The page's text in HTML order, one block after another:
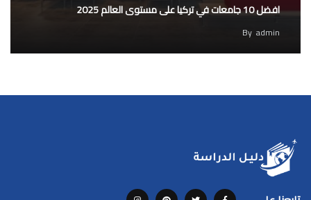
افضل 10 جامعات في تركيا على مستوى العالم 2025
By admin